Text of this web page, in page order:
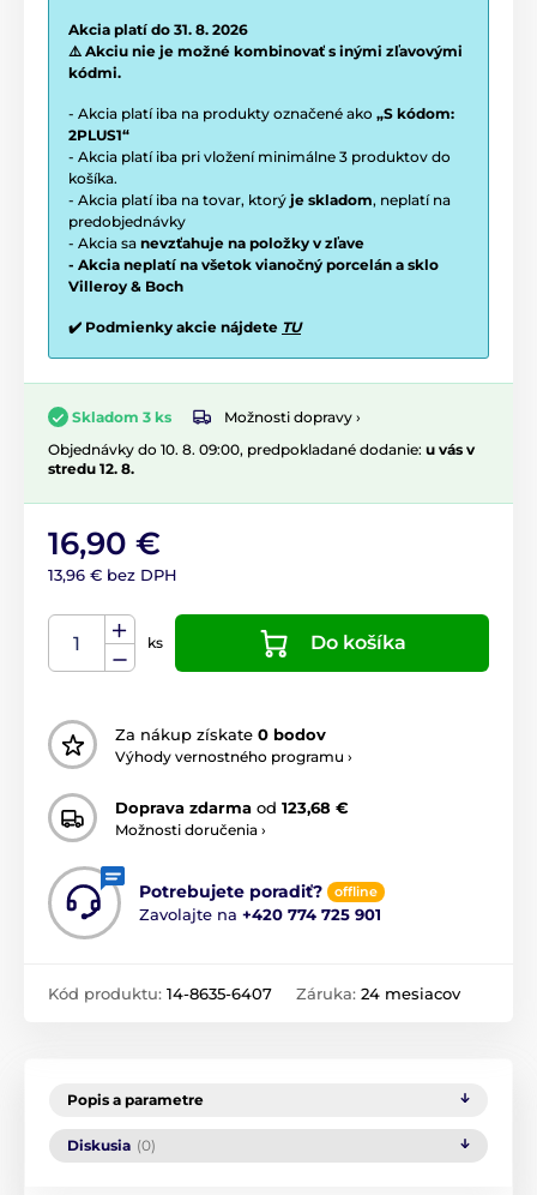
Akcia platí do 31. 8. 2026
⚠️ Akciu nie je možné kombinovať s inými zľavovými
kódmi.
- Akcia platí iba na produkty označené ako „S kódom:
2PLUS1“
- Akcia platí iba pri vložení minimálne 3 produktov do
košíka.
- Akcia platí iba na tovar, ktorý je skladom, neplatí na
predobjednávky
- Akcia sa nevzťahuje na položky v zľave
- Akcia neplatí na všetok vianočný porcelán a sklo
Villeroy & Boch
✔️ Podmienky akcie nájdete TU
Skladom 3 ks
Možnosti dopravy ›
Objednávky do 10. 8. 09:00, predpokladané dodanie: u vás v
stredu 12. 8.
16,90 €
13,96 € bez DPH
ks Do košíka
Za nákup získate 0 bodov
Výhody vernostného programu ›
Doprava zdarma od 123,68 €
Možnosti doručenia ›
Potrebujete poradiť? offline
Zavolajte na +420 774 725 901
Kód produktu: 14-8635-6407 Záruka: 24 mesiacov
Popis a parametre
Diskusia (0)